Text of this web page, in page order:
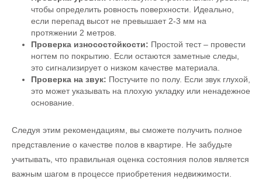
чтобы определить ровность поверхности. Идеально,
если перепад высот не превышает 2-3 мм на
протяжении 2 метров.
Проверка износостойкости: Простой тест – провести
ногтем по покрытию. Если остаются заметные следы,
это сигнализирует о низком качестве материала.
Проверка на звук: Постучите по полу. Если звук глухой,
это может указывать на плохую укладку или ненадежное
основание.
Следуя этим рекомендациям, вы сможете получить полное
представление о качестве полов в квартире. Не забудьте
учитывать, что правильная оценка состояния полов является
важным шагом в процессе приобретения недвижимости.